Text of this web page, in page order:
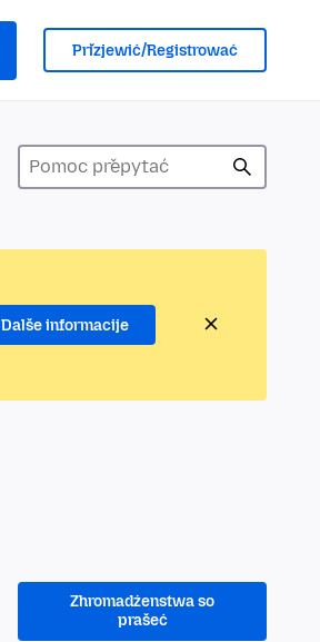
Přizjewić/Registrować
Dalše informacije
Zhromadźenstwa so
prašeć